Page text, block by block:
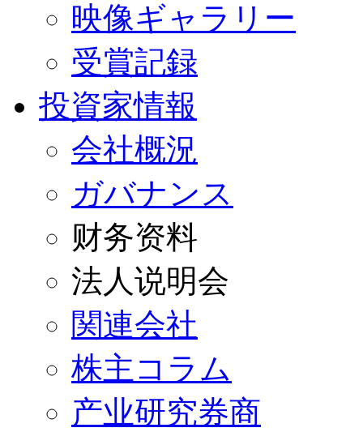
映像ギャラリー
受賞記録
投資家情報
会社概況
ガバナンス
财务资料
法人说明会
関連会社
株主コラム
产业研究券商